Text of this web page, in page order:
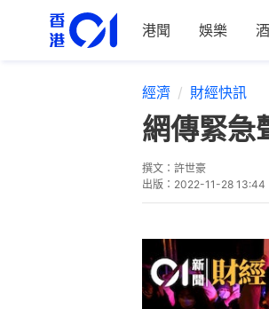
港聞 娛樂
經濟 財經快訊
網傳緊
撰文： 許世豪
出版： 2022-11-28 13:44